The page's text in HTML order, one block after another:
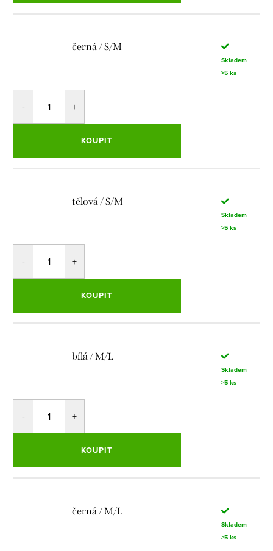
černá / S/M
Skladem
>5 ks
KOUPIT
tělová / S/M
Skladem
>5 ks
KOUPIT
bílá / M/L
Skladem
>5 ks
KOUPIT
černá / M/L
Skladem
>5 ks